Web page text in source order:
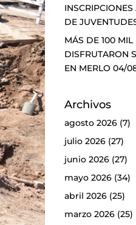
DE
MÁS DE 100 MIL
DISFRUTARON
EN MERLO 04/
Archivos
agosto 2026(7)
julio 2026(27)
junio 2026(27)
mayo 2026(34)
abril 2026(25)
marzo 2026(25)